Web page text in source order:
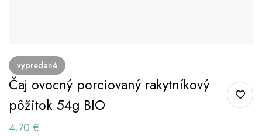
vypredané
Čaj ovocný porciovaný rakytníkový
pôžitok 54g BIO
4.70 €